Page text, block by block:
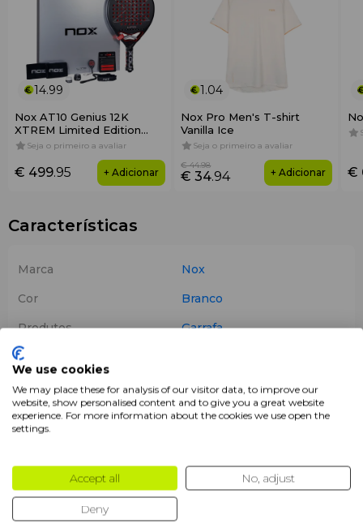
14.99
Nox AT10 Genius 12K
XTREM Limited Edition
PackSeja o primeiro a avaliar
€ 499.95 + Adicionar
1.04
Nox Pro Men's T-shirt
Vanilla Ice
Seja o primeiro a avaliar
€ 34.94
€ 44.98
+ Adicionar €
Características
Marca
Nox
Cor
Branco
Produtos
Garrafa
Descrição
Nox Bottle Whiteé uma garrafa desportivaconcebida
Nox Bottle Whitecombina design minimalistacom
funcionalidade avançada
, proporcionando hidratação
conveniente durantepadel,
pickleball. Perfeita paraatletas
We use cookies
We may place these for analysis of our visitor data, to improve our
website, show personalised content and to give you a great website
experience. For more information about the cookies we use open the
settings.
Accept all No, adjust
Deny